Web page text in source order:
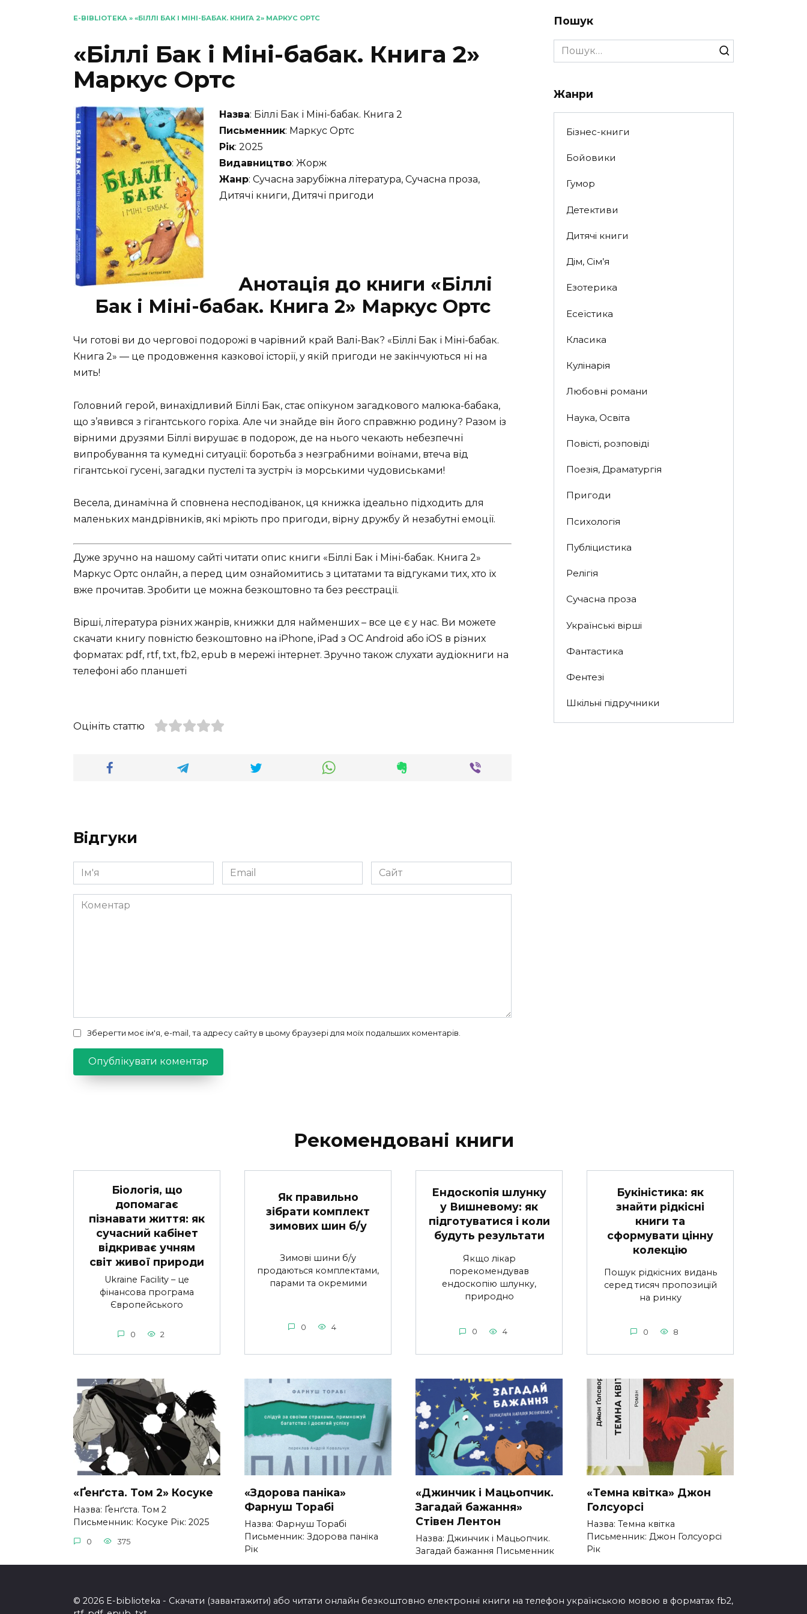
E-BIBLIOTEKA » «БІЛЛІ БАК І МІНІ-БАБАК. КНИГА 2» МАРКУС ОРТС
«Біллі Бак і Міні-бабак. Книга 2»
Маркус Ортс
Назва: Біллі Бак і Міні-бабак. Книга 2
Письменник: Маркус Ортс
Рік: 2025
Видавництво: Жорж
Жанр: Сучасна зарубіжна література, Сучасна проза,
Дитячі книги, Дитячі пригоди
Анотація до книги «Біллі
Бак і Міні-бабак. Книга 2» Маркус Ортс
Чи готові ви до чергової подорожі в чарівний край Валі-Вак? «Біллі Бак і Міні-бабак.
Книга 2» — це продовження казкової історії, у якій пригоди не закінчуються ні на
мить!
Головний герой, винахідливий Біллі Бак, стає опікуном загадкового малюка-бабака,
що з’явився з гігантського горіха. Але чи знайде він його справжню родину? Разом із
вірними друзями Біллі вирушає в подорож, де на нього чекають небезпечні
випробування та кумедні ситуації: боротьба з незграбними воїнами, втеча від
гігантської гусені, загадки пустелі та зустріч із морськими чудовиськами!
Весела, динамічна й сповнена несподіванок, ця книжка ідеально підходить для
маленьких мандрівників, які мріють про пригоди, вірну дружбу й незабутні емоції.
Дуже зручно на нашому сайті читати опис книги «Біллі Бак і Міні-бабак. Книга 2»
Маркус Ортс онлайн, а перед цим ознайомитись з цитатами та відгуками тих, хто їх
вже прочитав. Зробити це можна безкоштовно та без реєстрації.
Вірші, література різних жанрів, книжки для найменших – все це є у нас. Ви можете
скачати книгу повністю безкоштовно на iPhone, iPad з ОС Android або iOS в різних
форматах: pdf, rtf, txt, fb2, epub в мережі інтернет. Зручно також слухати аудіокниги на
телефоні або планшеті
Оцініть статтю
Відгуки
Ім'я
*
Email
*
Сайт
Коментар
Зберегти моє ім'я, e-mail, та адресу сайту в цьому браузері для моїх подальших коментарів.
Пошук
Search
for:
Жанри
Бізнес-книги
Бойовики
Гумор
Детективи
Дитячі книги
Дім, Сім’я
Езотерика
Есеїстика
Класика
Кулінарія
Любовні романи
Наука, Освіта
Повісті, розповіді
Поезія, Драматургія
Пригоди
Психологія
Публіцистика
Релігія
Сучасна проза
Українські вірші
Фантастика
Фентезі
Шкільні підручники
Рекомендовані книги
Біологія, що
допомагає
пізнавати життя: як
сучасний кабінет
відкриває учням
світ живої природи
Ukraine Facility – це
фінансова програма
Європейського
0 2
Як правильно
зібрати комплект
зимових шин б/у
Зимові шини б/у
продаються комплектами,
парами та окремими
0 4
Ендоскопія шлунку
у Вишневому: як
підготуватися і коли
будуть результати
Якщо лікар
порекомендував
ендоскопію шлунку,
природно
0 4
Букіністика: як
знайти рідкісні
книги та
сформувати цінну
колекцію
Пошук рідкісних видань
серед тисяч пропозицій
на ринку
0 8
«Ґенґста. Том 2» Косуке
Назва: Ґенґста. Том 2
Письменник: Косуке Рік: 2025
0 375
«Здорова паніка»
Фарнуш Торабі
Назва: Фарнуш Торабі
Письменник: Здорова паніка
Рік
«Джинчик і Мацьопчик.
Загадай бажання»
Стівен Лентон
Назва: Джинчик і Мацьопчик.
Загадай бажання Письменник
«Темна квітка» Джон
Голсуорсі
Назва: Темна квітка
Письменник: Джон Голсуорсі
Рік
© 2026 E-biblioteka - Скачати (завантажити) або читати онлайн безкоштовно електронні книги на телефон українською мовою в форматах fb2,